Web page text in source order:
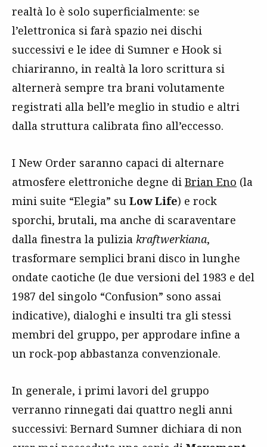
realtà lo è solo superficialmente: se
l’elettronica si farà spazio nei dischi
successivi e le idee di Sumner e Hook si
chiariranno, in realtà la loro scrittura si
alternerà sempre tra brani volutamente
registrati alla bell’e meglio in studio e altri
dalla struttura calibrata fino all’eccesso.
I New Order saranno capaci di alternare
atmosfere elettroniche degne di Brian Eno (la
mini suite “Elegia” su Low Life) e rock
sporchi, brutali, ma anche di scaraventare
dalla finestra la pulizia kraftwerkiana,
trasformare semplici brani disco in lunghe
ondate caotiche (le due versioni del 1983 e del
1987 del singolo “Confusion” sono assai
indicative), dialoghi e insulti tra gli stessi
membri del gruppo, per approdare infine a
un rock-pop abbastanza convenzionale.
In generale, i primi lavori del gruppo
verranno rinnegati dai quattro negli anni
successivi: Bernard Sumner dichiara di non